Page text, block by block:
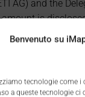
Benvenuto su
tecnologie come i
a queste tecnologie ci
AG) and the
is
offerings to